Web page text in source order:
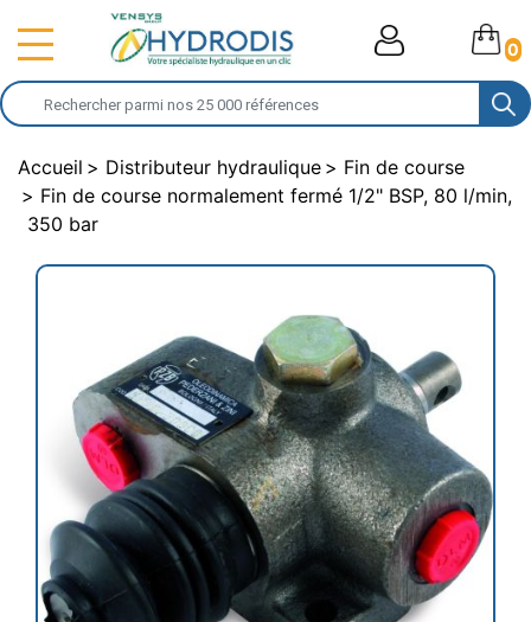
0
Accueil Distributeur hydraulique
Fin de course
Fin de course normalement fermé 1/2" BSP, 80 l/min,
350 bar